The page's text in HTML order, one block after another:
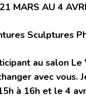
MARS AU 4
Sculptures
au salon Le
avec
à 16h et le 4